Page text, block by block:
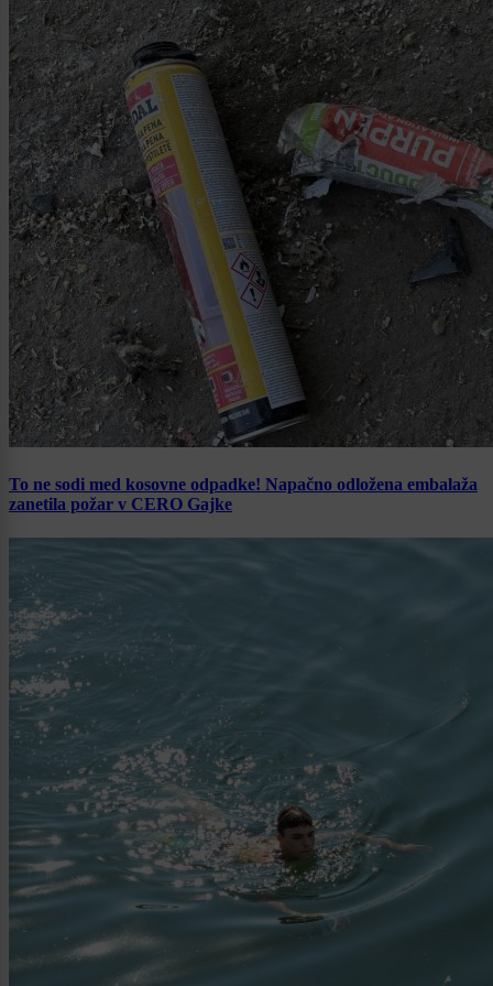
To ne sodi med kosovne odpadke! Napačno odložena embalaža
zanetila požar v CERO Gajke